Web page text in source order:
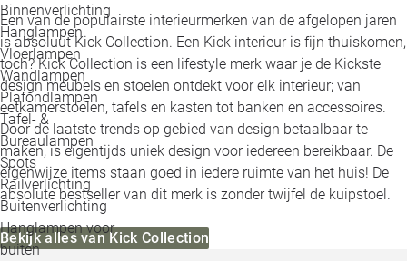
Binnenverlichting
Hanglampen
Vloerlampen
Wandlampen
Plafondlampen
Tafel- &
Bureaulampen
Spots
Railverlichting
Buitenverlichting
Hanglampen voor
buiten
Een van de populairste interieurmerken van de afgelopen jaren
is absoluut Kick Collection. Een Kick interieur is fijn thuiskomen,
toch? Kick Collection is een lifestyle merk waar je de Kickste
design meubels en stoelen ontdekt voor elk interieur; van
eetkamerstoelen, tafels en kasten tot banken en accessoires.
Door de laatste trends op gebied van design betaalbaar te
maken, is eigentijds uniek design voor iedereen bereikbaar. De
eigenwijze items staan goed in iedere ruimte van het huis! De
absolute bestseller van dit merk is zonder twijfel de kuipstoel.
Bekijk alles van Kick Collection